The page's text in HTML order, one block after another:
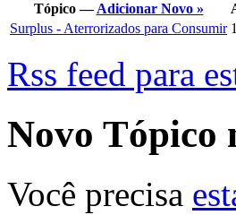
Tópico —Adicionar Novo »
Surplus - Aterrorizados para Consumir 1
Rss feed para
Novo Tópico
Você precisa